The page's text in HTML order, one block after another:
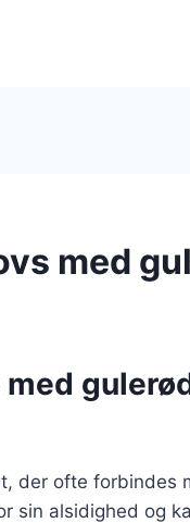
med
der ofte forbindes
sin alsidighed og